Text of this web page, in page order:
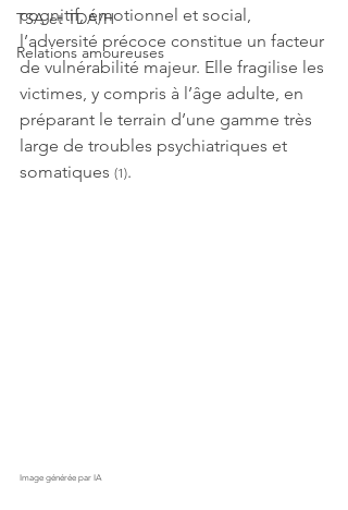
TSA et TDA/H
Relations amoureuses
cognitif, émotionnel et social,
l’adversité précoce constitue un facteur
de vulnérabilité majeur. Elle fragilise les
victimes, y compris à l’âge adulte, en
préparant le terrain d’une gamme très
large de troubles psychiatriques et
somatiques (1).
Image générée par IA